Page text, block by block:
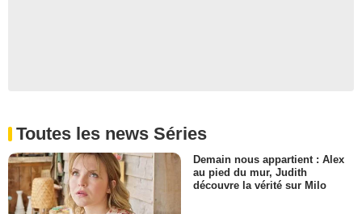
Toutes les news Séries
Demain nous appartient : Alex
au pied du mur, Judith
découvre la vérité sur Milo